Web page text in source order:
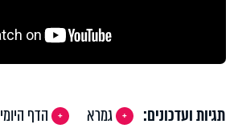
תגיות ועדכונים: גמרא הדף היומי